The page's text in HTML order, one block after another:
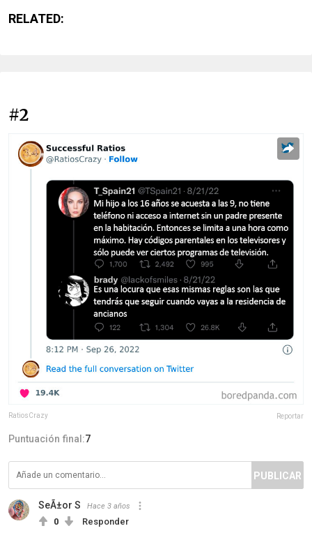
RELATED:
#2
RatiosCrazy Reportar
Puntuación final:7
PUBLICAR
SeÃ±or S Hace 3 años
0 Responder